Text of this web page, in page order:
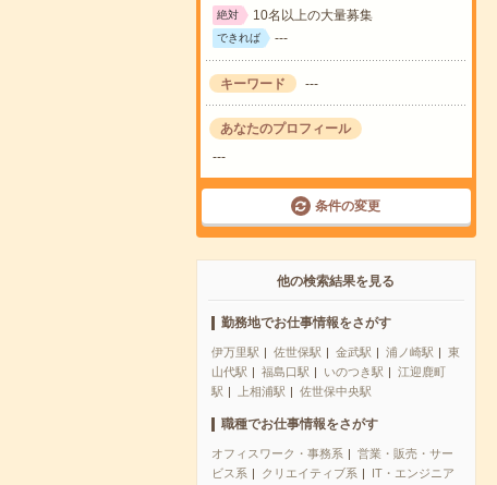
絶対 10名以上の大量募集
できれば ---
キーワード ---
あなたのプロフィール
---
条件の変更
他の検索結果を見る
勤務地でお仕事情報をさがす
伊万里駅 佐世保駅 金武駅 浦ノ崎駅
東
山代駅
福島口駅 いのつき駅
江迎鹿町
駅
上相浦駅 佐世保中央駅
職種でお仕事情報をさがす
オフィスワーク・事務系
営業・販売・サー
ビス系
クリエイティブ系
IT・エンジニア